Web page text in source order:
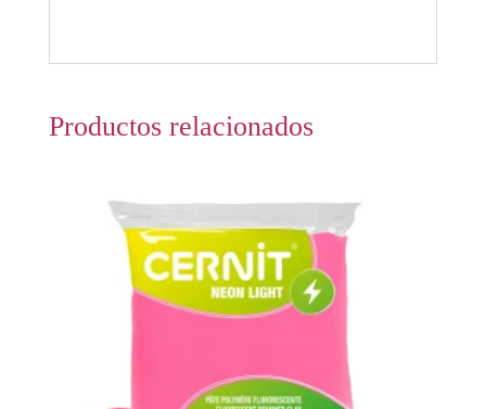
Productos relacionados